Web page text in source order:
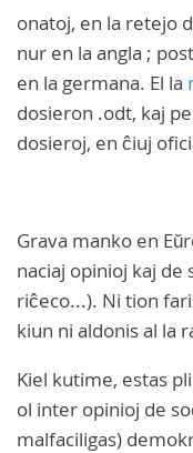
onatoj, en la retejo
nur en la angla ;
en la germana. El la
dosieron .odt, kaj
dosieroj, en ĉiuj
Grava manko en
naciaj opinioj kaj de
riĉeco...). Ni tion
kiun ni aldonis al la
Kiel kutime, estas
ol inter opinioj de
malfaciligas)